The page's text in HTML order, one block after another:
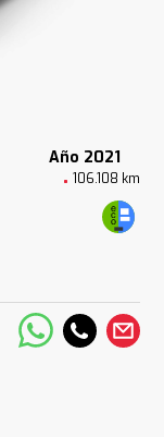
Año 2021
106.108 km